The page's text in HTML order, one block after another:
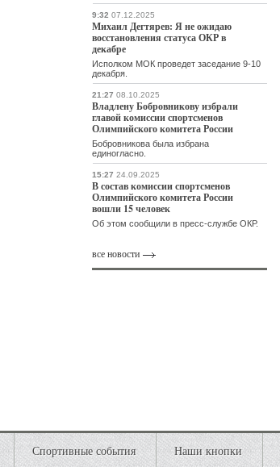
9:32 07.12.2025
Михаил Дегтярев: Я не ожидаю
восстановления статуса ОКР в
декабре
Исполком МОК проведет заседание 9-10
декабря.
21:27 08.10.2025
Владлену Бобровникову избрали
главой комиссии спортсменов
Олимпийского комитета России
Бобровникова была избрана
единогласно.
15:27 24.09.2025
В состав комиссии спортсменов
Олимпийского комитета России
вошли 15 человек
Об этом сообщили в пресс-службе ОКР.
все новости
Спортивные события Наши кнопки